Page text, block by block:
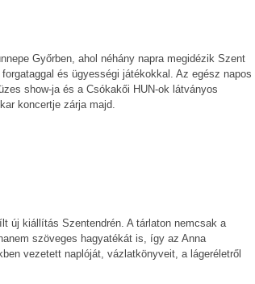
Győrben, ahol néhány napra megidézik Szent
és ügyességi játékokkal. Az egész napos
show-ja és a Csókakői HUN-ok látványos
koncertje zárja majd.
új kiállítás Szentendrén. A tárlaton nemcsak a
szöveges hagyatékát is, így az Anna
vezetett naplóját, vázlatkönyveit, a lágeréletről